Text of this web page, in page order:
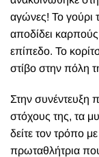
αγώνες! Το γούρι
αποδίδει
επίπεδο. Το
στίβο στην πόλη
Στην συνέντευξη
στόχους της, τα
δείτε τον τρόπο
πρωταθλήτρια